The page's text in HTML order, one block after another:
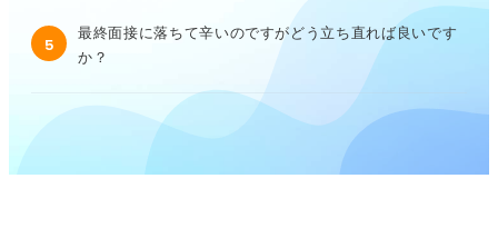
5
最終面接に落ちて辛いのですがどう立ち直れば良いです
か？